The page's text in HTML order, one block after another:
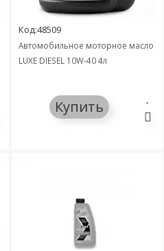
Код:48509
Автомобильное моторное масло
LUXЕ DIESEL 10W-40 4л
Купить